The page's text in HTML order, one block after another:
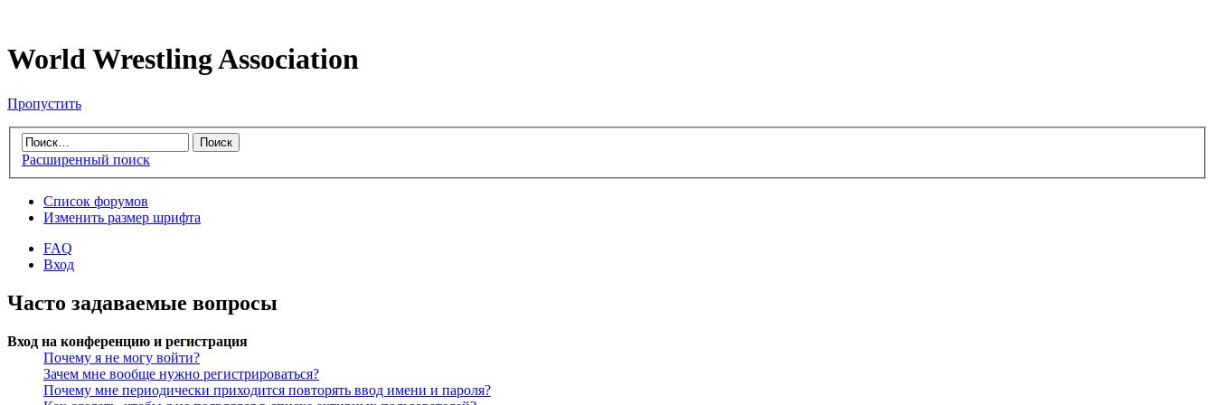
World Wrestling Association
Пропустить
Расширенный поиск
Список форумов
Изменить размер шрифта
FAQ
Вход
Часто задаваемые вопросы
Вход на конференцию и регистрация
Почему я не могу войти?
Зачем мне вообще нужно регистрироваться?
Почему мне периодически приходится повторять ввод имени и пароля?